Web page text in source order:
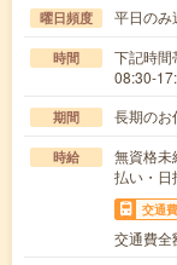
曜日頻度 平日のみ
時間
下記時
08:30-
期間 長期の
時給
無資格
払い・日
交通費
交通費全